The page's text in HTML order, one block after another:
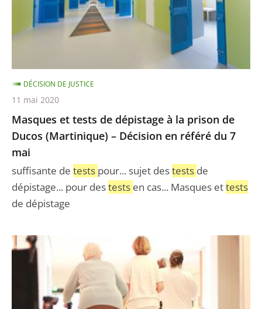
prison
Ducos
(Martinique)
–
Décision
en
référé
du
7
mai
Masques et tests de dépistage à la prison de
Ducos (Martinique) – Décision en référé du 7
mai
suffisante de tests pour... sujet destests de
dépistage... pour destests en cas... Masques ettests
de dépistage
DÉCISION DE JUSTICE
11 mai 2020
Dépistage
systématique
régulier